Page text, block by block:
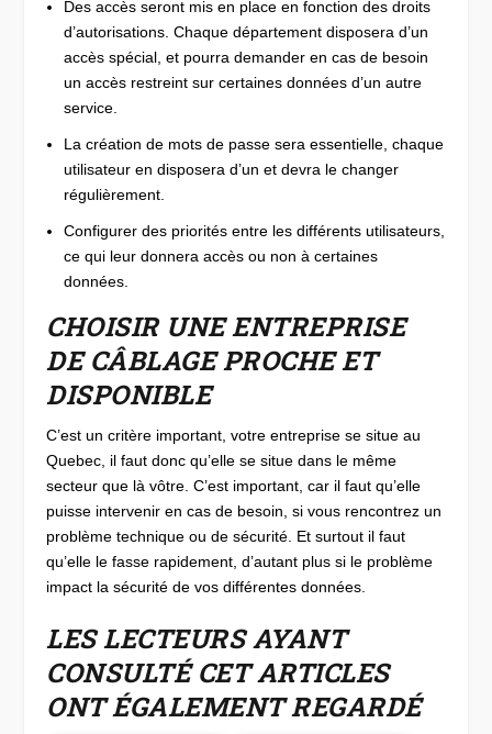
Des accès seront mis en place en fonction des droits
d’autorisations. Chaque département disposera d’un
accès spécial, et pourra demander en cas de besoin
un accès restreint sur certaines données d’un autre
service.
La création de mots de passe sera essentielle, chaque
utilisateur en disposera d’un et devra le changer
régulièrement.
Configurer des priorités entre les différents utilisateurs,
ce qui leur donnera accès ou non à certaines
données.
CHOISIR UNE ENTREPRISE
DE CÂBLAGE PROCHE ET
DISPONIBLE
C’est un critère important, votre entreprise se situe au
Quebec, il faut donc qu’elle se situe dans le même
secteur que là vôtre. C’est important, car il faut qu’elle
puisse intervenir en cas de besoin, si vous rencontrez un
problème technique ou de sécurité. Et surtout il faut
qu’elle le fasse rapidement, d’autant plus si le problème
impact la sécurité de vos différentes données.
LES LECTEURS AYANT
CONSULTÉ CET ARTICLES
ONT ÉGALEMENT REGARDÉ